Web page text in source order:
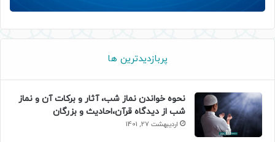
پربازدیدترین ها
نحوه خواندن نماز شب، آثار و برکات آن و نماز
شب از دیدگاه قرآن،احادیث و بزرگان
اردیبهشت 27, 1401